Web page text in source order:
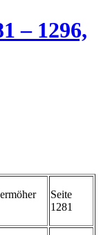
– 1296,
Seite
1281